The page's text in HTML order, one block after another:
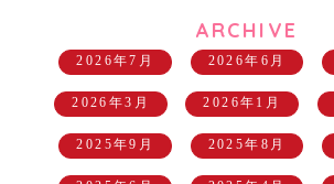
ARCHIVE
2026年7月 2026年6月
2026年3月 2026年1月
2025年9月 2025年8月